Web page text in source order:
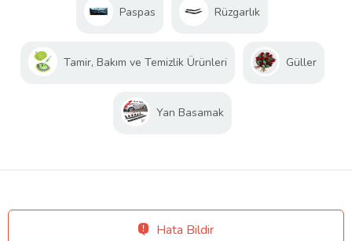
Paspas Rüzgarlık
Tamir, Bakım ve Temizlik Ürünleri Güller
Yan Basamak
Hata Bildir